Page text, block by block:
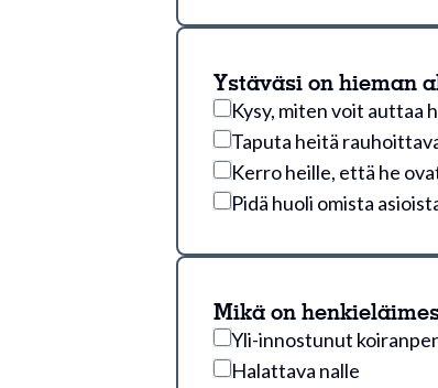
Ystäväsi on hieman
Kysy, miten voit auttaa
Taputa heitä
Kerro heille, että he
Pidä huoli omista
Mikä on
Yli-innostunut
Halattava nalle